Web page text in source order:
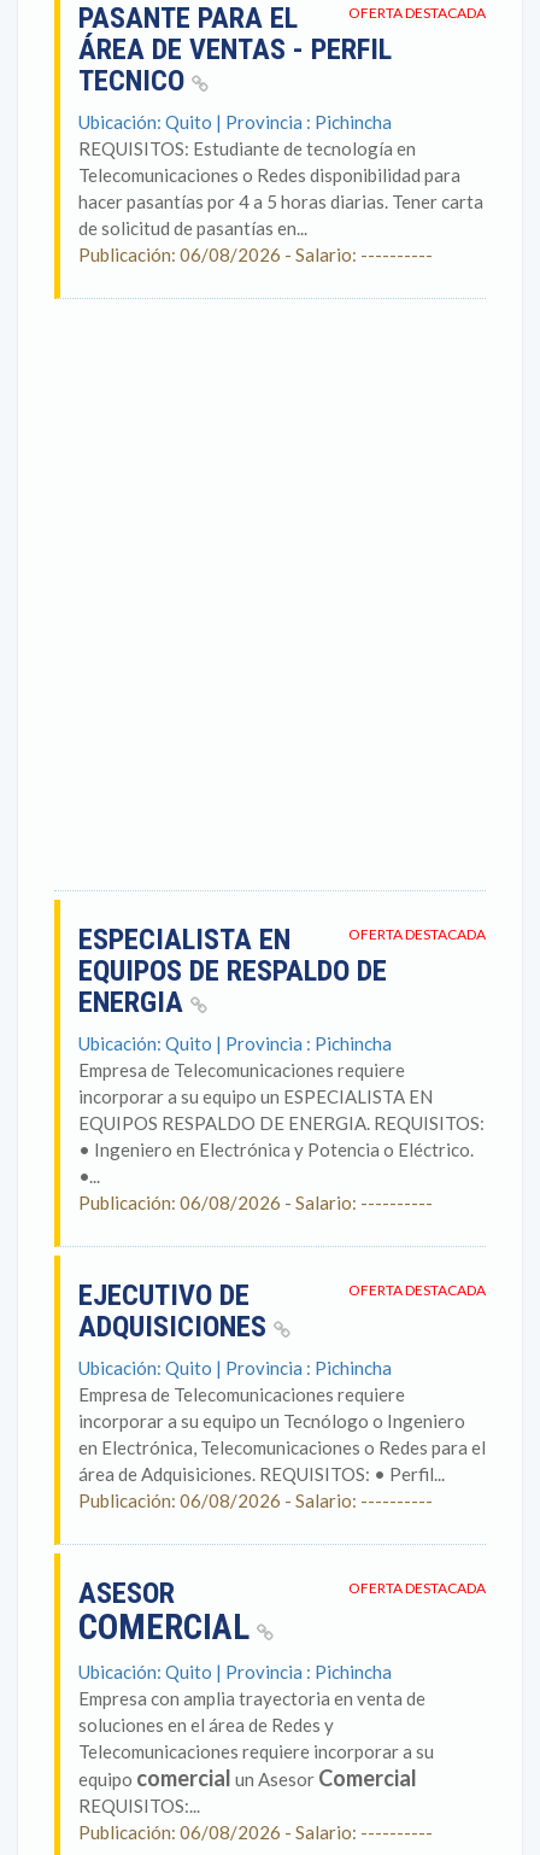
OFERTA DESTACADA
PASANTE PARA EL
ÁREA DE VENTAS - PERFIL
TECNICO
Ubicación: Quito | Provincia : Pichincha
REQUISITOS: Estudiante de tecnología en
Telecomunicaciones o Redes disponibilidad para
hacer pasantías por 4 a 5 horas diarias. Tener carta
de solicitud de pasantías en...
Publicación: 06/08/2026 - Salario: ----------
OFERTA DESTACADA
ESPECIALISTA EN
EQUIPOS DE RESPALDO DE
ENERGIA
Ubicación: Quito | Provincia : Pichincha
Empresa de Telecomunicaciones requiere
incorporar a su equipo un ESPECIALISTA EN
EQUIPOS RESPALDO DE ENERGIA. REQUISITOS:
• Ingeniero en Electrónica y Potencia o Eléctrico.
•...
Publicación: 06/08/2026 - Salario: ----------
OFERTA DESTACADA
EJECUTIVO DE
ADQUISICIONES
Ubicación: Quito | Provincia : Pichincha
Empresa de Telecomunicaciones requiere
incorporar a su equipo un Tecnólogo o Ingeniero
en Electrónica, Telecomunicaciones o Redes para el
área de Adquisiciones. REQUISITOS: • Perfil...
Publicación: 06/08/2026 - Salario: ----------
OFERTA DESTACADA
ASESOR
COMERCIAL
Ubicación: Quito | Provincia : Pichincha
Empresa con amplia trayectoria en venta de
soluciones en el área de Redes y
Telecomunicaciones requiere incorporar a su
equipo comercial un Asesor Comercial
REQUISITOS:...
Publicación: 06/08/2026 - Salario: ----------